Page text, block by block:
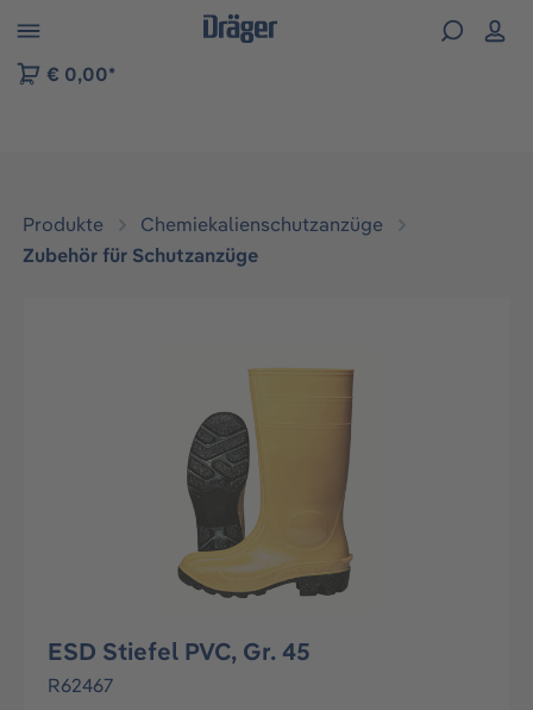
der B2B-Plattform springen
€ 0,00*
Produkte
Chemiekalienschutzanzüge
Zubehör für Schutzanzüge
ESD Stiefel PVC, Gr. 45
R62467